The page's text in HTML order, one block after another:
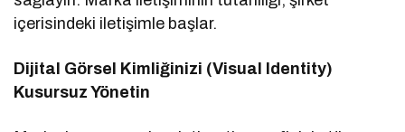
içerisindeki iletişimle başlar.
Dijital Görsel Kimliğinizi (Visual Identity)
Kusursuz Yönetin